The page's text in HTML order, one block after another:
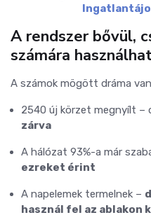
A rendszer bővül,
számára
A számok mögött dráma
2540 új körzet megnyílt –
zárva
A hálózat 93%-a már
ezreket érint
A napelemek termelnek –
használ fel az ablakon